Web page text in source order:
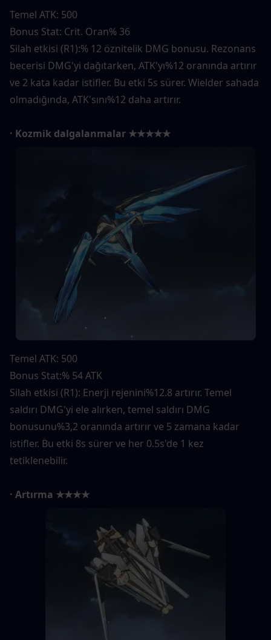
Temel ATK: 500
Bonus Stat: Crit. Oran% 36
Silah etkisi (R1):% 12 öznitelik DMG bonusu. Rezonans
becerisi DMG'yi dağıtarken, ATK'yı%12 oranında artırır
ve 2 kata kadar istifler. Bu etki 5s sürer. Wielder sahada
olmadığında, ATK'sını%12 daha artırır.
· Kozmik dalgalanmalar ★★★★★
Temel ATK: 500
Bonus Stat:% 54 ATK
Silah etkisi (R1): Enerji rejenini%12.8 artırır. Temel
saldırı DMG'yi ele alırken, temel saldırı DMG
bonusunu%3,2 oranında artırır ve 5 zamana kadar
istifler. Bu etki 8s sürer ve her 0.5s'de 1 kez
tetiklenebilir.
· Artırma ★★★★